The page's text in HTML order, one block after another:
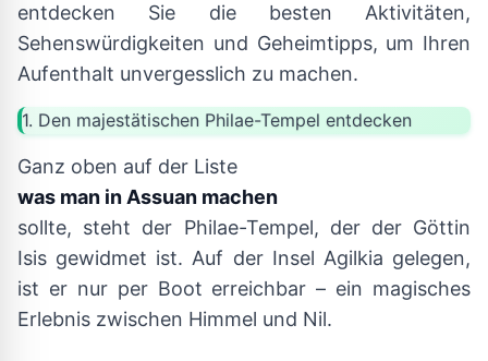
entdecken Sie die besten Aktivitäten,
Sehenswürdigkeiten und Geheimtipps, um Ihren
Aufenthalt unvergesslich zu machen.
1. Den majestätischen Philae-Tempel entdecken
Ganz oben auf der Liste
was man in Assuan machen
sollte, steht der Philae-Tempel, der der Göttin
Isis gewidmet ist. Auf der Insel Agilkia gelegen,
ist er nur per Boot erreichbar – ein magisches
Erlebnis zwischen Himmel und Nil.